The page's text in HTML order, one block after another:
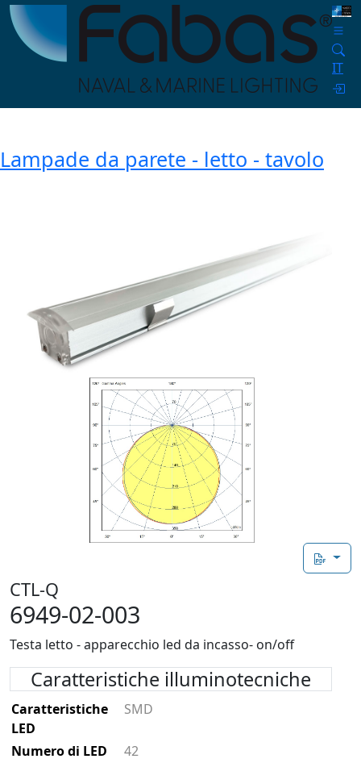
IT
Lampade da parete - letto - tavolo
CTL-Q
6949-02-003
Testa letto - apparecchio led da incasso- on/off
Caratteristiche illuminotecniche
Caratteristiche
LED
SMD
Numero di LED
42